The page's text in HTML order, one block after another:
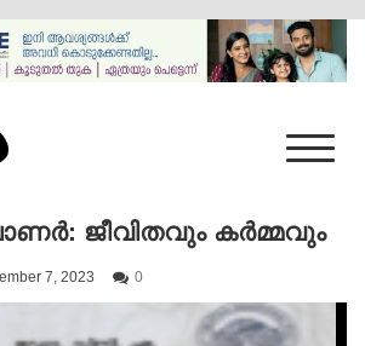
ജീവിതവും കർമ്മവും
7, 2023 0